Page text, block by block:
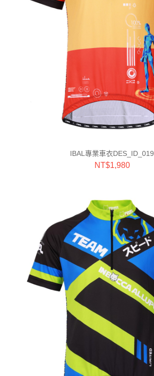
IBAL專業車衣DES_ID_019
NT$1,980